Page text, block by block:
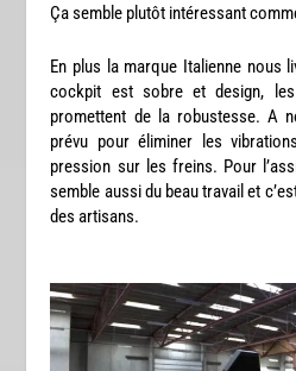
Ça semble plutôt intéressant
En plus la marque Italienne nous
cockpit est sobre et design,
promettent de la robustesse. A
prévu pour éliminer les
pression sur les freins. Pour
semble aussi du beau travail et
des artisans.